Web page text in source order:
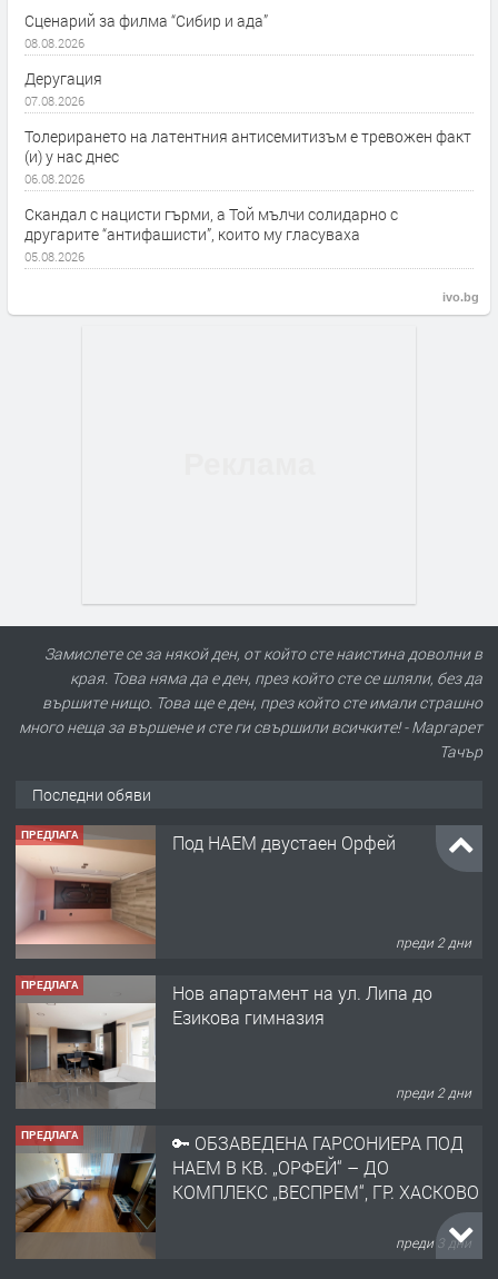
Сценарий за филма “Сибир и ада”
08.08.2026
Деругация
07.08.2026
Толерирането на латентния антисемитизъм е тревожен факт
(и) у нас днес
06.08.2026
Скандал с нацисти гърми, а Той мълчи солидарно с
другарите “антифашисти”, които му гласуваха
05.08.2026
ivo.bg
Замислете се за някой ден, от който сте наистина доволни в
края. Това няма да е ден, през който сте се шляли, без да
вършите нищо. Това ще е ден, през който сте имали страшно
много неща за вършене и сте ги свършили всичките! - Маргарет
Тачър
Последни обяви
ПРЕДЛАГА Под НАЕМ двустаен Орфей
ПРЕДЛАГА
Нов апартамент на ул. Липа до
преди 2 дни
ПРЕДЛАГА
🔑 ОБЗАВЕДЕНА ГАРСОНИЕРА ПОД
НАЕМ В КВ. „ОРФЕЙ“ – ДО
преди 3 дни
ПРЕДЛАГА
НАПЪЛНО ОБЗАВЕДЕН И
ОБОРУДВАН ТРИСТАЕН
АПАРТАМЕНТ В ЦЕНТЪРА НА ГР.
преди 4 дни